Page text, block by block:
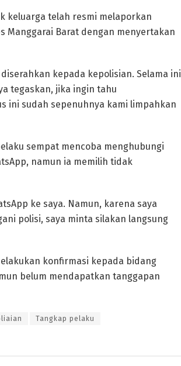
keluarga telah resmi melaporkan
Manggarai Barat dengan menyertakan
kepada kepolisian. Selama ini
tegaskan, jika ingin tahu
ini sudah sepenuhnya kami limpahkan
sempat mencoba menghubungi
namun ia memilih tidak
ke saya. Namun, karena saya
polisi, saya minta silakan langsung
konfirmasi kepada bidang
belum mendapatkan tanggapan
Tangkap pelaku